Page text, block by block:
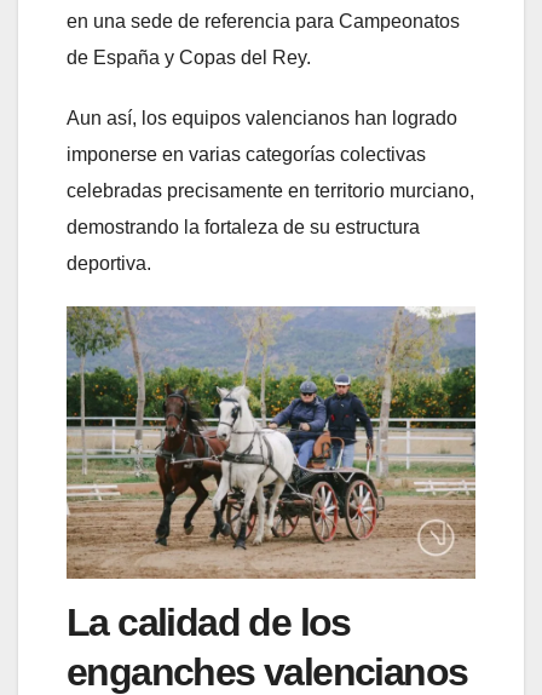
en una sede de referencia para Campeonatos
de España y Copas del Rey.
Aun así, los equipos valencianos han logrado
imponerse en varias categorías colectivas
celebradas precisamente en territorio murciano,
demostrando la fortaleza de su estructura
deportiva.
La calidad de los
enganches valencianos